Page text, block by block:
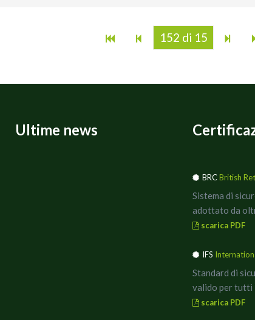
Ultime news
BRCBritish
Sistema di
adottato da
scarica PDF
IFS
Standard di
valido per tutti
scarica PDF